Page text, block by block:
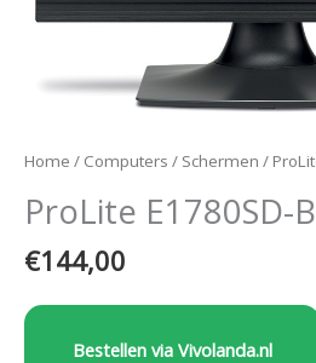
Home / Computers / Schermen /
ProLite E1780SD-
€144,00
Bestellen via Vivolanda.nl